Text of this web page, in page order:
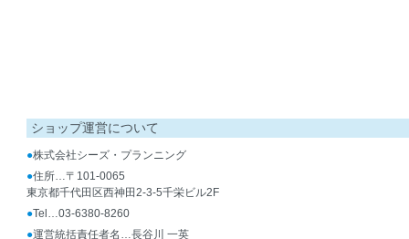
ショップ運営について
●株式会社シーズ・プランニング
●住所…〒101-0065
東京都千代田区西神田2-3-5千栄ビル2F
●Tel…03-6380-8260
●運営統括責任者名…長谷川 一英